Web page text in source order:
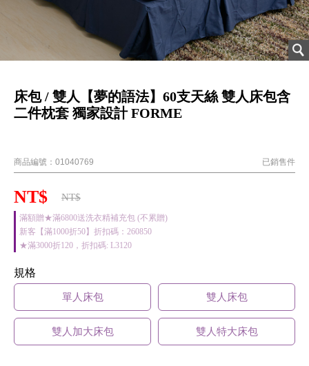
床包 / 雙人【夢的語法】60支天絲 雙人床包含
二件枕套 獨家設計 FORME
商品編號： 01040769 已銷售件
NT$ NT$
滿額贈★滿6800送洗衣精補充包 (不累贈)
新客【滿1000折50】折扣碼：260850
★滿3000折120，折扣碼: L3120
規格
單人床包 雙人床包
雙人加大床包 雙人特大床包